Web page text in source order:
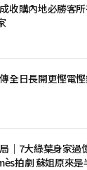
收購內地必勝客
全日長開更慳電
｜7大綠葉身家過
拍劇 蘇姐原來是